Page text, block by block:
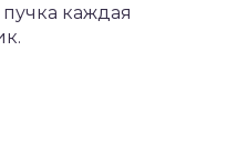
каждая